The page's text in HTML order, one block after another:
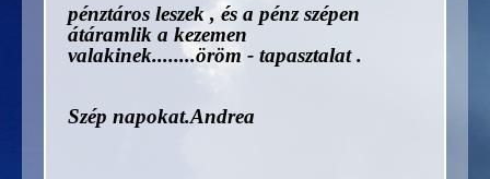
pénztáros leszek , és a pénz szépen
átáramlik a kezemen
valakinek........öröm - tapasztalat .
Szép napokat.Andrea